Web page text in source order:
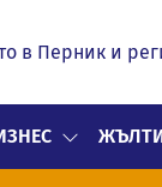
в Перник и